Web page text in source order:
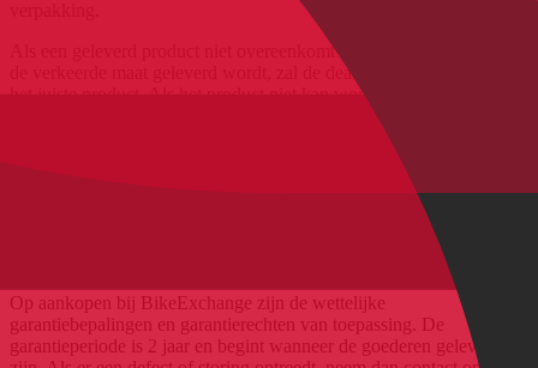
Als een geleverd product niet overeenkomt met de beschrijving of in
de verkeerde maat geleverd wordt, zal de dealer het vervangen door
het juiste product. Als het product niet kan worden ingewisseld,
krijgt de koper de kans om een product met dezelfde waarde te
kopen of om het volledige aankoopbedrag terug te krijgen. Als er
aangetoond kan worden dat de consument het product
gebruikssporen of beschadigingen bevat, dan is ruilen niet
Op aankopen bij BikeExchange zijn de wettelijke
garantiebepalingen en garantierechten van toepassing. De
garantieperiode is 2 jaar en begint wanneer de goederen geleverd